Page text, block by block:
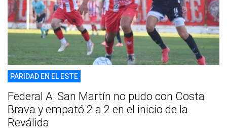
PARIDAD EN EL ESTE
Federal A: San Martín no pudo con Costa
Brava y empató 2 a 2 en el inicio de la
Reválida